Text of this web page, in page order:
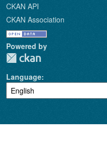
CKAN API
CKAN Association
Powered by
Language